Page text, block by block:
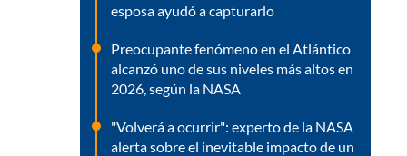
esposa ayudó a capturarlo
Preocupante fenómeno en el Atlántico
alcanzó uno de sus niveles más altos en
2026, según la NASA
"Volverá a ocurrir": experto de la NASA
alerta sobre el inevitable impacto de un